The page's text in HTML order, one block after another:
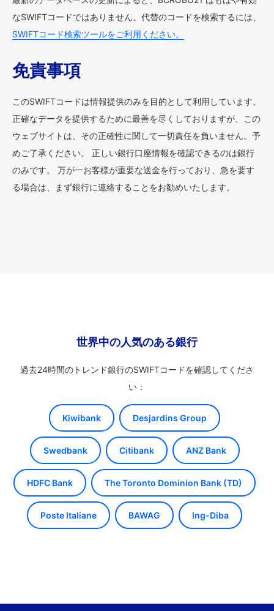
なSWIFTコードではありません。代替のコードを検索するには、
SWIFTコード検索ツールをご利用ください。
免責事項
このSWIFTコードは情報提供のみを目的として利用しています。
正確なデータを提供するために最善を尽くしておりますが、この
ウェブサイトは、その正確性に関して一切責任を負いません。予
めご了承ください。 正しい銀行口座情報を確認できるのは銀行
のみです。 万が一お客様が重要な送金を行っており、急を要す
る場合は、まず銀行に連絡することをお勧めいたします。
世界中の人気のある銀行
過去24時間のトレンド銀行のSWIFTコードを確認してくださ
い：
Kiwibank Desjardins Group
Swedbank Citibank ANZ Bank
HDFC Bank The Toronto Dominion Bank (TD)
Poste Italiane BAWAG Ing-Diba